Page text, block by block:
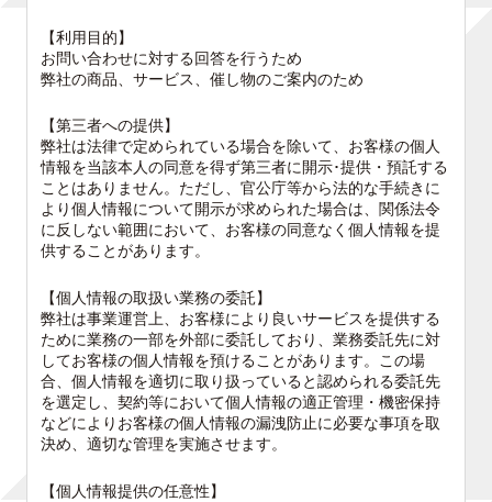
【利用目的】
お問い合わせに対する回答を行うため
弊社の商品、サービス、催し物のご案内のため
【第三者への提供】
弊社は法律で定められている場合を除いて、お客様の個人
情報を当該本人の同意を得ず第三者に開示･提供・預託する
ことはありません。ただし、官公庁等から法的な手続きに
より個人情報について開示が求められた場合は、関係法令
に反しない範囲において、お客様の同意なく個人情報を提
供することがあります。
【個人情報の取扱い業務の委託】
弊社は事業運営上、お客様により良いサービスを提供する
ために業務の一部を外部に委託しており、業務委託先に対
してお客様の個人情報を預けることがあります。この場
合、個人情報を適切に取り扱っていると認められる委託先
を選定し、契約等において個人情報の適正管理・機密保持
などによりお客様の個人情報の漏洩防止に必要な事項を取
決め、適切な管理を実施させます。
【個人情報提供の任意性】